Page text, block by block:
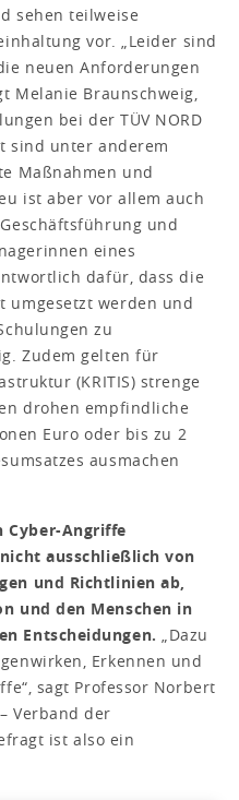
sehen teilweise
vor. „Leider sind
neuen Anforderungen
Melanie Braunschweig,
bei der TÜV NORD
sind unter anderem
Maßnahmen und
ist aber vor allem auch
und
eines
dafür, dass die
umgesetzt werden und
zu
Zudem gelten für
(KRITIS) strenge
drohen empfindliche
Euro oder bis zu 2
ausmachen
Cyber-Angriffe
ausschließlich von
und Richtlinien ab,
und den Menschen in
Entscheidungen.„Dazu
Erkennen und
sagt Professor Norbert
Verband der
ist also ein